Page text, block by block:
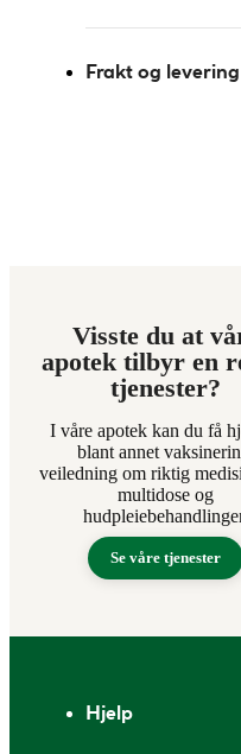
Frakt og levering
Visste du at
apotek tilbyr en
tjenester?
I våre apotek kan du få
blant annet
veiledning om riktig
multidose og
Se våre tjenester
Hjelp